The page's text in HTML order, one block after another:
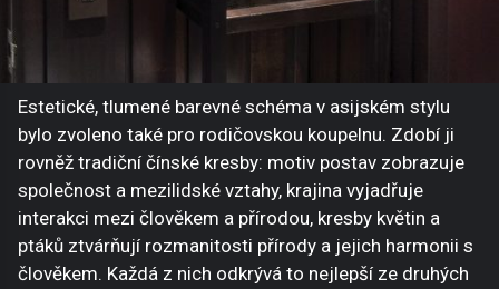
Estetické, tlumené barevné schéma v asijském stylu
bylo zvoleno také pro rodičovskou koupelnu. Zdobí ji
rovněž tradiční čínské kresby: motiv postav zobrazuje
společnost a mezilidské vztahy, krajina vyjadřuje
interakci mezi člověkem a přírodou, kresby květin a
ptáků ztvárňují rozmanitosti přírody a jejich harmonii s
člověkem. Každá z nich odkrývá to nejlepší ze druhých